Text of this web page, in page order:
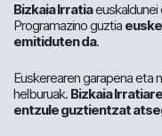
Bizkaia Irratiaeuskaldunei
Programazino guztia
emitiduten da.
Euskerearen garapena eta
helburuak. Bizkaia
entzule guztientzat